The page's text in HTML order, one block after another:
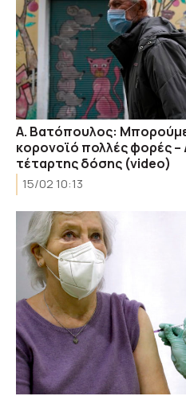
Α. Βατόπουλος:
κορονοϊό πολλές φορές –
τέταρτης δόσης (video)
15/02 10:13